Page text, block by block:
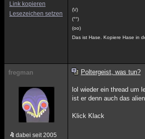
Link kopieren
Lesezeichen setzen
(\/)
(°°)
(oo)
Das ist Hase. Kopiere Hase in
fregman
dabei seit 2005
Poltergeist, was tun?
lol wieder ein thread um
ist er denn auch das
Klick Klack